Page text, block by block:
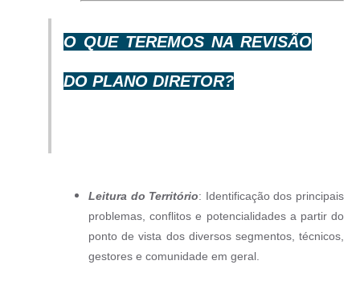
Covid -19 em Serro
Galeria de Vídeos
O QUE TEREMOS NA REVISÃO
DO PLANO DIRETOR?
Leitura do Território: Identificação dos principais
problemas, conflitos e potencialidades a partir do
ponto de vista dos diversos segmentos, técnicos,
gestores e comunidade em geral.